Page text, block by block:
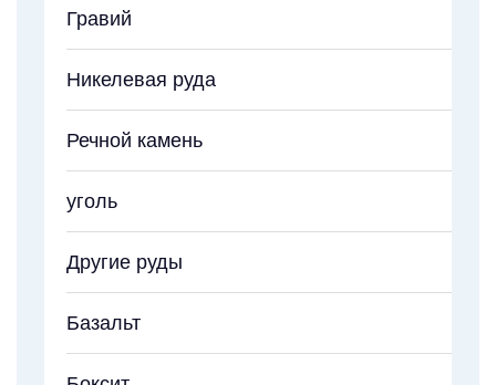
Гравий
Никелевая руда
Речной камень
уголь
Другие руды
Базальт